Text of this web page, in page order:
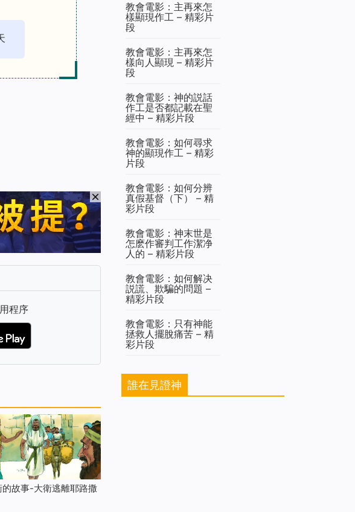
程序
的故事-大衛逃離耶路撒
教會電影：主再來怎
樣顯現作工 – 精彩片
段
教會電影：主再來怎
樣向人顯現 – 精彩片
段
教會電影：神的説話
作工是否都記載在聖
經中 – 精彩片段
教會電影：如何尋求
神的顯現作工 – 精彩
片段
教會電影：如何分辨
真假基督（下） – 精
彩片段
教會電影：神末世是
怎麽作審判工作潔净
人的 – 精彩片段
教會電影：如何解决
説謊、欺騙的問題 –
精彩片段
教會電影：只有神能
拯救人擺脫痛苦 – 精
彩片段
誰在見證神